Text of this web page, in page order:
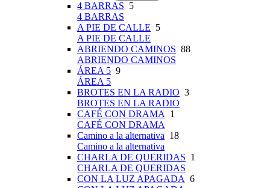
4 BARRAS 5
4 BARRAS
A PIE DE CALLE 5
A PIE DE CALLE
ABRIENDO CAMINOS 88
ABRIENDO CAMINOS
ÁREA 5 9
ÁREA 5
BROTES EN LA RADIO 3
BROTES EN LA RADIO
CAFÉ CON DRAMA
1
CAFÉ CON DRAMA
Camino a la alternativa 18
Camino a la alternativa
CHARLA DE QUERIDAS 1
CHARLA DE QUERIDAS
CON LA LUZ APAGADA 6